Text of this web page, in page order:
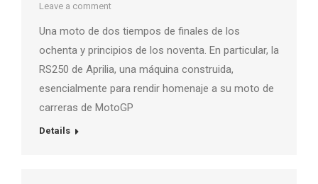
Leave a comment
Una moto de dos tiempos de finales de los
ochenta y principios de los noventa. En particular, la
RS250 de Aprilia, una máquina construida,
esencialmente para rendir homenaje a su moto de
carreras de MotoGP
Details